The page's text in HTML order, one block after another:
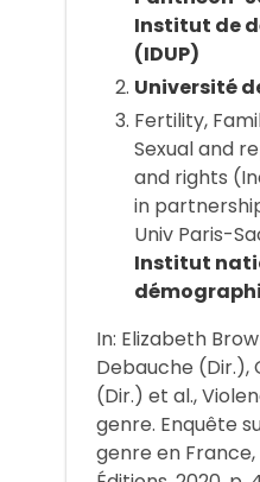
Institut de
(IDUP)
Université
Fertility,
Sexual and
and rights
in
Univ Paris-
Institut
In: Elizabeth
Debauche (Dir.),
(Dir.) et al.,
genre. Enquête
genre en France,